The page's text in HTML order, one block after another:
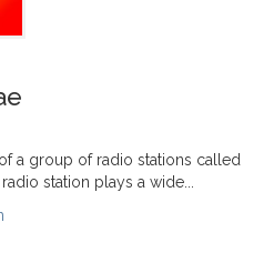
a group of radio stations called
station plays a wide...